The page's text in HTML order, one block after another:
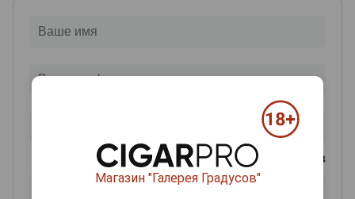
0из 2000 знаков
Магазин "Галерея Градусов"